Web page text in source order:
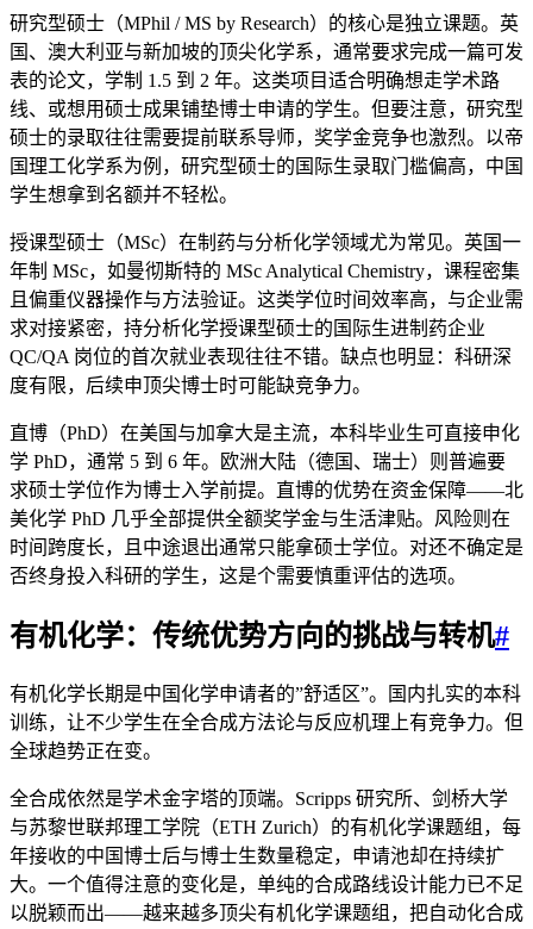
研究型硕士（MPhil / MS by Research）的核心是独立课题。英
国、澳大利亚与新加坡的顶尖化学系，通常要求完成一篇可发
表的论文，学制 1.5 到 2 年。这类项目适合明确想走学术路
线、或想用硕士成果铺垫博士申请的学生。但要注意，研究型
硕士的录取往往需要提前联系导师，奖学金竞争也激烈。以帝
国理工化学系为例，研究型硕士的国际生录取门槛偏高，中国
学生想拿到名额并不轻松。
授课型硕士（MSc）在制药与分析化学领域尤为常见。英国一
年制 MSc，如曼彻斯特的 MSc Analytical Chemistry，课程密集
且偏重仪器操作与方法验证。这类学位时间效率高，与企业需
求对接紧密，持分析化学授课型硕士的国际生进制药企业
QC/QA 岗位的首次就业表现往往不错。缺点也明显：科研深
度有限，后续申顶尖博士时可能缺竞争力。
直博（PhD）在美国与加拿大是主流，本科毕业生可直接申化
学 PhD，通常 5 到 6 年。欧洲大陆（德国、瑞士）则普遍要
求硕士学位作为博士入学前提。直博的优势在资金保障——北
美化学 PhD 几乎全部提供全额奖学金与生活津贴。风险则在
时间跨度长，且中途退出通常只能拿硕士学位。对还不确定是
否终身投入科研的学生，这是个需要慎重评估的选项。
有机化学：传统优势方向的挑战与转机#
有机化学长期是中国化学申请者的”舒适区”。国内扎实的本科
训练，让不少学生在全合成方法论与反应机理上有竞争力。但
全球趋势正在变。
全合成依然是学术金字塔的顶端。Scripps 研究所、剑桥大学
与苏黎世联邦理工学院（ETH Zurich）的有机化学课题组，每
年接收的中国博士后与博士生数量稳定，申请池却在持续扩
大。一个值得注意的变化是，单纯的合成路线设计能力已不足
以脱颖而出——越来越多顶尖有机化学课题组，把自动化合成